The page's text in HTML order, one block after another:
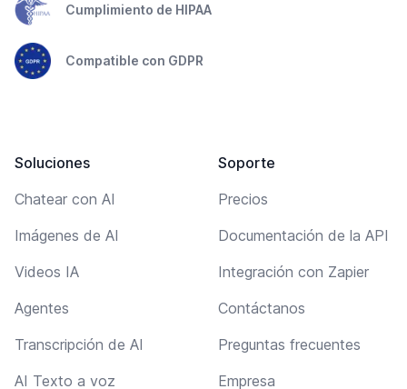
Cumplimiento de HIPAA
Compatible con GDPR
Soluciones
Chatear con AI
Imágenes de AI
Videos IA
Agentes
Transcripción de AI
AI Texto a voz
Soporte
Precios
Documentación de la API
Integración con Zapier
Contáctanos
Preguntas frecuentes
Empresa